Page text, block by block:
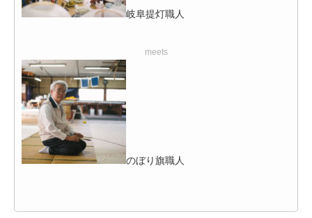
岐阜提灯職人
meets
のぼり旗職人